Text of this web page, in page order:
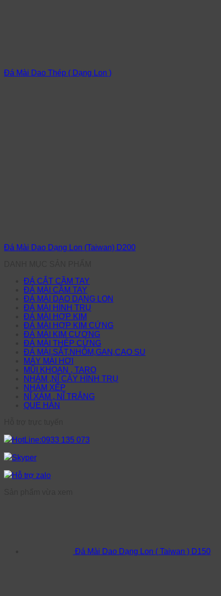
Đá Mài Dao Thép ( Dạng Lon )
Đá Mài Dao Dạng Lon (Taiwan) D200
ĐÁ CẮT CẦM TAY
ĐÁ MÀI CẦM TAY
ĐÁ MÀI DAO DẠNG LON
ĐÁ MÀI HÌNH TRỤ
ĐÁ MÀI HỢP KIM
ĐÁ MÀI HỢP KIM CỨNG
ĐÁ MÀI KIM CƯƠNG
ĐÁ MÀI THÉP CỨNG
ĐÁ MÀI,SẮT,NHÔM,GAN,CAO SU
MÁY MÀI HƠI
MŨI KHOAN , TARO
NHÁM ,NĨ CÂY HÌNH TRỤ
NHÁM XẾP
NĨ XÁM , NĨ TRẮNG
QUE HÀN
HotLine:0933 135 073
Skyper
Hỗ trợ zalo
Đá Mài Dao Dạng Lon ( Taiwan ) D150